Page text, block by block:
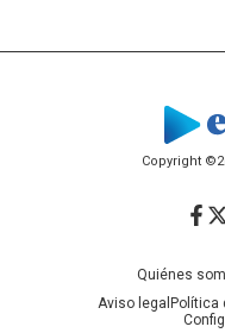
Copyright
Quiénes
Aviso legal Política